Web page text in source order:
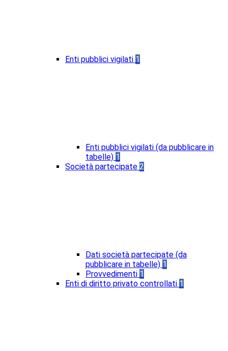
Enti pubblici vigilati 1
Enti pubblici vigilati (da pubblicare in
tabelle) 1
Società partecipate 2
Dati società partecipate (da
pubblicare in tabelle) 1
Provvedimenti 1
Enti di diritto privato controllati 1